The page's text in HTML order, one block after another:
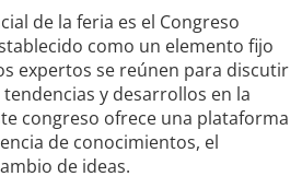
de la feria es el Congreso
como un elemento fijo
expertos se reúnen para discutir
y desarrollos en la
congreso ofrece una plataforma
de conocimientos, el
de ideas.